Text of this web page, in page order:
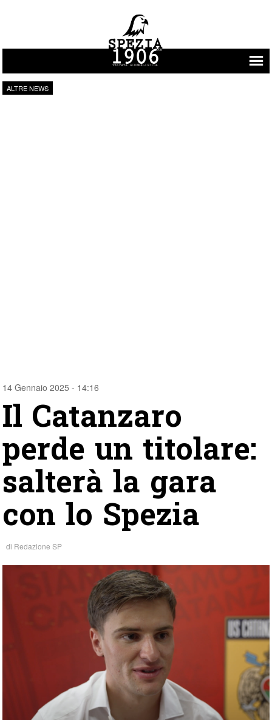
Vai al contenuto
ALTRE NEWS
14 Gennaio 2025 - 14:16
Il Catanzaro
perde un titolare:
salterà la gara
con lo Spezia
di Redazione SP